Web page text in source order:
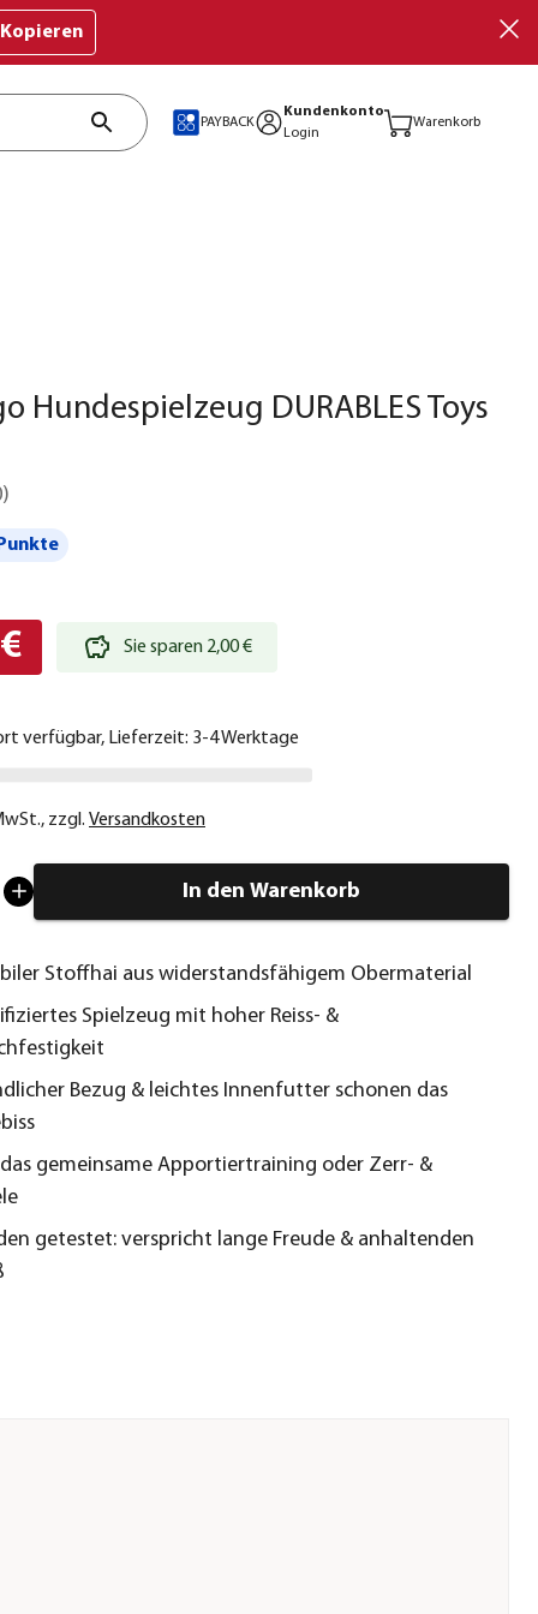
Kopieren
PAYBACK
Kundenkonto
Login
Warenkorb
Hundespielzeug DURABLES Toys
)
Sie sparen 2,00 €
verfügbar, Lieferzeit: 3-4 Werktage
, zzgl. Versandkosten
In den Warenkorb
Stoffhai aus widerstandsfähigem Obermaterial
Spielzeug mit hoher Reiss- &
Bezug & leichtes Innenfutter schonen das
gemeinsame Apportiertraining oder Zerr- &
getestet: verspricht lange Freude & anhaltenden